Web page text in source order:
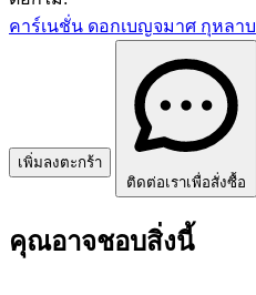
คาร์เนชั่น ดอกเบญจมาศ กุหลาบ
เพิ่มลงตะกร้า
ติดต่อเราเพื่อสั่งซื้อ
คุณอาจชอบสิ่งนี้